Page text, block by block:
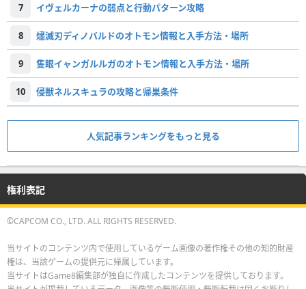
7 イヴェルカーナの弱点と行動パターン攻略
8 燼滅刃ディノバルドのオトモン情報と入手方法・場所
9 隻眼イャンガルルガのオトモン情報と入手方法・場所
10 侵獣ネルスキュラの攻略と帰巣条件
人気記事ランキングをもっと見る
権利表記
©CAPCOM CO., LTD. ALL RIGHTS RESERVED.
当サイトのコンテンツ内で使用しているゲーム画像の著作権その他の知的財産
権は、当該ゲームの提供元に帰属しています。
当サイトはGame8編集部が独自に作成したコンテンツを提供しております。